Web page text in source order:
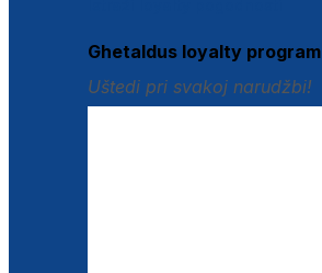
Ghetaldus loyalty program
Uštedi pri svakoj narudžbi!